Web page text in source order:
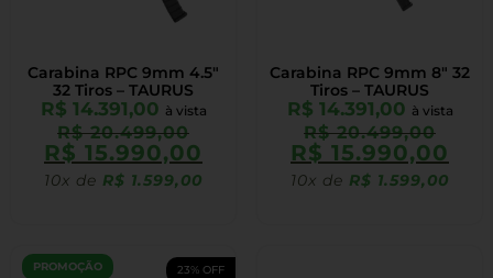
Carabina RPC 9mm 4.5″
32 Tiros – TAURUS
R$ 14.391,00 à vista
R$20.499,00
R$ 15.990,00
10x de R$ 1.599,00
Carabina RPC 9mm 8″ 32
Tiros – TAURUS
R$ 14.391,00 à vista
R$20.499,00
R$ 15.990,00
10x de R$ 1.599,00
PROMOÇÃO 23% OFF